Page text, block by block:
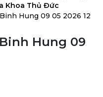
Khoa Thủ Đức
Hung 09 05 2026 12
Hung 09